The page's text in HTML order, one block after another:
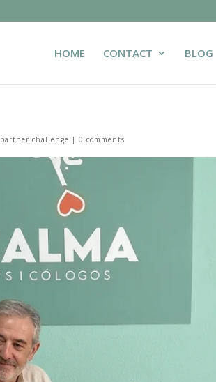
HOME CONTACT BLOG
partner challenge |0 comments